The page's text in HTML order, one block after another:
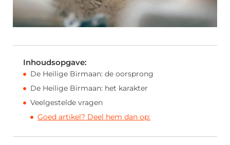
Inhoudsopgave:
De Heilige Birmaan: de oorsprong
De Heilige Birmaan: het karakter
Veelgestelde vragen
Goed artikel? Deel hem dan op: